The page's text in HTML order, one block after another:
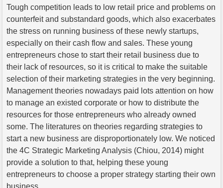
Tough competition leads to low retail price and problems on
counterfeit and substandard goods, which also exacerbates
the stress on running business of these newly startups,
especially on their cash flow and sales. These young
entrepreneurs chose to start their retail business due to
their lack of resources, so it is critical to make the suitable
selection of their marketing strategies in the very beginning.
Management theories nowadays paid lots attention on how
to manage an existed corporate or how to distribute the
resources for those entrepreneurs who already owned
some. The literatures on theories regarding strategies to
start a new business are disproportionately low. We noticed
the 4C Strategic Marketing Analysis (Chiou, 2014) might
provide a solution to that, helping these young
entrepreneurs to choose a proper strategy starting their own
business.